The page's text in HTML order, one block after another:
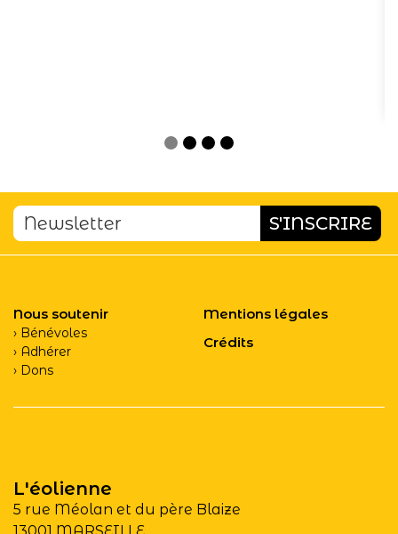
L'éolienne
5 rue Méolan et du père Blaize
Nous soutenir
Bénévoles
Adhérer
Dons
Mentions légales
Crédits